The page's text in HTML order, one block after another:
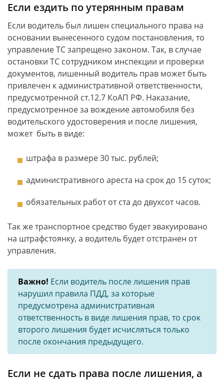
Если ездить по утерянным правам
Если водитель был лишен специального права на
основании вынесенного судом постановления, то
управление ТС запрещено законом. Так, в случае
остановки ТС сотрудником инспекции и проверки
документов, лишенный водитель прав может быть
привлечен к административной ответственности,
предусмотренной ст.12.7 КоАП РФ. Наказание,
предусмотренное за вождение автомобиля без
водительского удостоверения и после лишения,
может быть в виде:
штрафа в размере 30 тыс. рублей;
административного ареста на срок до 15 суток;
обязательных работ от ста до двухсот часов.
Так же транспортное средство будет эвакуировано
на штрафстоянку, а водитель будет отстранен от
управления.
Важно! Если водитель после лишения прав
нарушил правила ПДД, за которые
предусмотрена административная
ответственность в виде лишения прав, то срок
второго лишения будет исчисляться только
после окончания предыдущего.
Если не сдать права после лишения, а